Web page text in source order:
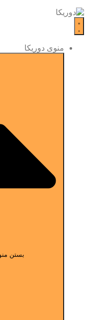
منوی دوریکا
بستن